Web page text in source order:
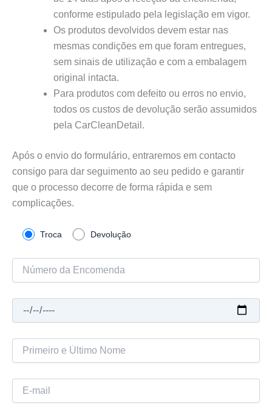
conforme estipulado pela legislação em vigor.
Os produtos devolvidos devem estar nas
mesmas condições em que foram entregues,
sem sinais de utilização e com a embalagem
original intacta.
Para produtos com defeito ou erros no envio,
todos os custos de devolução serão assumidos
pela CarCleanDetail.
Após o envio do formulário, entraremos em contacto
consigo para dar seguimento ao seu pedido e garantir
que o processo decorre de forma rápida e sem
complicações.
Troca Devolução